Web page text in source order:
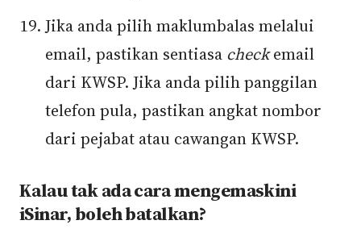
Jika anda pilih maklumbalas melalui
email, pastikan sentiasa checkemail
dari KWSP. Jika anda pilih panggilan
telefon pula, pastikan angkat nombor
dari pejabat atau cawangan KWSP.
Kalau tak ada cara mengemaskini
iSinar, boleh batalkan?